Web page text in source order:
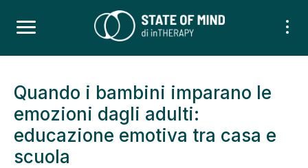
Quando i bambini imparano le
emozioni dagli adulti:
educazione emotiva tra casa e
scuola